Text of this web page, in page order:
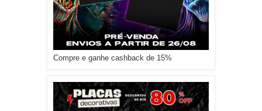
Compre e ganhe cashback de 15%